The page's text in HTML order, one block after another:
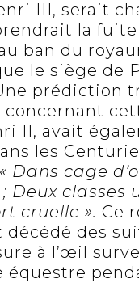
III, serait
la
ban du
le siège de
prédiction
II, avait
les
« Dans cage
Deux classes
cruelle ». Ce
des
à l’œil
équestre